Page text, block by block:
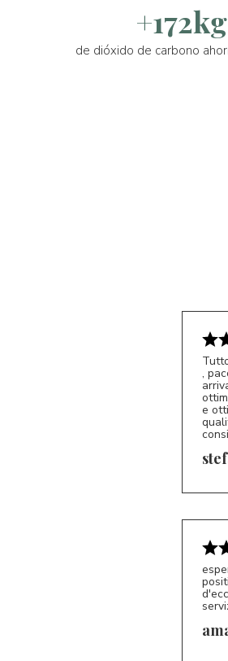
+172kg
de dióxido de carbono
S*
,
e